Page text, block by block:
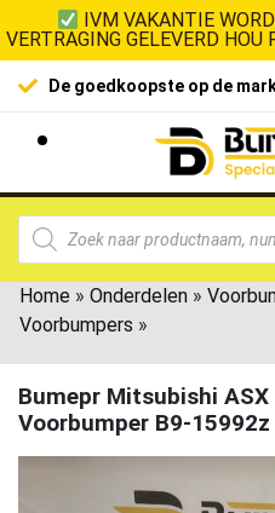
IVM VAKANTIE
VERTRAGING GELEVERD
De goedkoopste op de
Home » Onderdelen »
Voorbumpers »
Bumepr Mitsubishi
Voorbumper B9-15992z